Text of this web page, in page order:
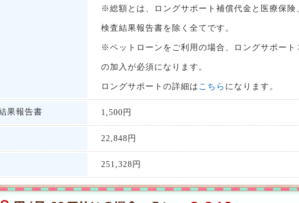
※総額とは、ロングサポート補償代金と医療保険
検査結果報告書を除く全てです。
※ペットローンをご利用の場合、ロングサポート
の加入が必須になります。
ロングサポートの詳細は こちら になります。
果報告書 1,500円
22,848 円
251,328 円